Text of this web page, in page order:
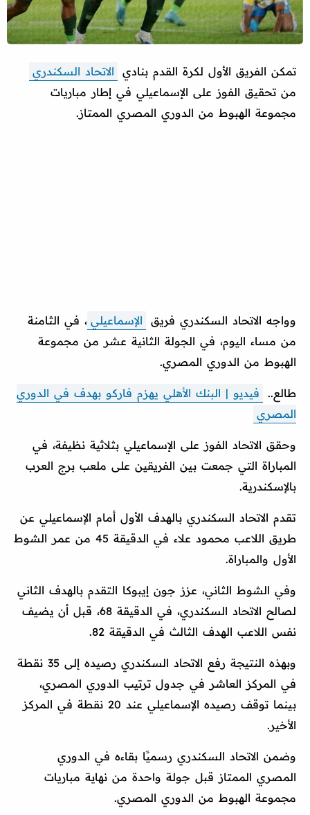
تمكن الفريق الأول لكرة القدم بنادي
الاتحاد السكندري
من تحقيق الفوز على الإسماعيلي في إطار مباريات
مجموعة الهبوط من الدوري المصري الممتاز.
وواجه الاتحاد السكندري فريق الإسماعيلي ، في الثامنة
من مساء اليوم، في الجولة الثانية عشر من مجموعة
الهبوط من الدوري المصري.
طالع..
فيديو | البنك الأهلي يهزم فاركو بهدف في الدوري
المصري
وحقق الاتحاد الفوز على الإسماعيلي بثلاثية نظيفة، في
المباراة التي جمعت بين الفريقين على ملعب برج العرب
بالإسكندرية.
تقدم الاتحاد السكندري بالهدف الأول أمام الإسماعيلي عن
طريق اللاعب محمود علاء في الدقيقة 45 من عمر الشوط
الأول والمباراة.
وفي الشوط الثاني، عزز جون إيبوكا التقدم بالهدف الثاني
لصالح الاتحاد السكندري، في الدقيقة 68، قبل أن يضيف
نفس اللاعب الهدف الثالث في الدقيقة 82.
وبهذه النتيجة رفع الاتحاد السكندري رصيده إلى 35 نقطة
في المركز العاشر في جدول ترتيب الدوري المصري،
بينما توقف رصيده الإسماعيلي عند 20 نقطة في المركز
الأخير.
وضمن الاتحاد السكندري رسميًا بقاءه في الدوري
المصري الممتاز قبل جولة واحدة من نهاية مباريات
مجموعة الهبوط من الدوري المصري.